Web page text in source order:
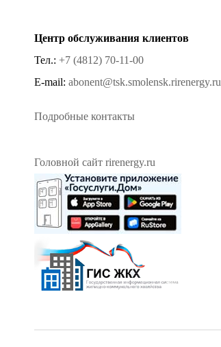
Центр обслуживания клиентов
Тел.: +7 (4812) 70-11-00
E-mail: abonent@tsk.smolensk.rirenergy.ru
Подробные контакты
Головной сайт rirenergy.ru